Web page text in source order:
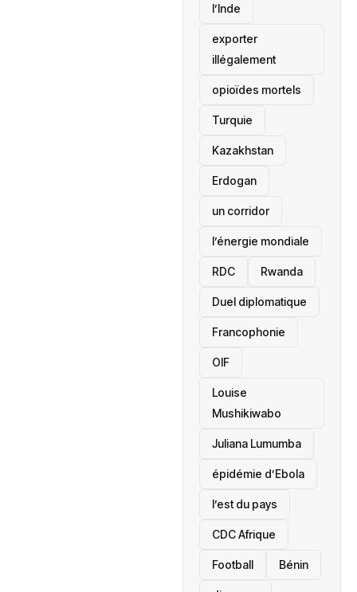
l’Inde
exporter
illégalement
opioïdes mortels
‎Turquie
Kazakhstan
Erdogan
un corridor
l’énergie mondiale
RDC Rwanda
Duel diplomatique
Francophonie
OIF
Louise
Mushikiwabo
Juliana Lumumba
épidémie d’Ebola
l’est du pays
CDC Afrique
Football Bénin